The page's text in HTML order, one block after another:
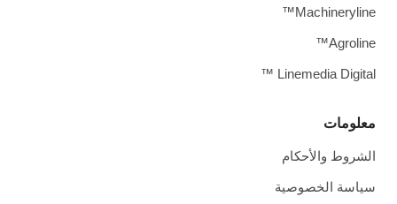
معلومات
الشروط والأحكام
سياسة الخصوصية
Machineryline™
Agroline™
Linemedia Digital ™